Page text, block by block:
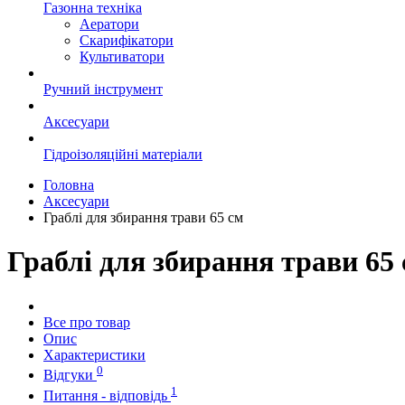
Газонна техніка
Аератори
Скарифікатори
Культиватори
Ручний інструмент
Аксесуари
Гідроізоляційні матеріали
Головна
Аксесуари
Граблі для збирання трави 65 см
Граблі для збирання трави 65
Все про товар
Опис
Характеристики
Відгуки 0
Питання - відповідь 1